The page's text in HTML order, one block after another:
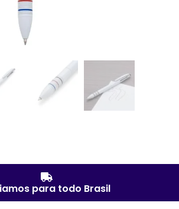
para todo Brasil